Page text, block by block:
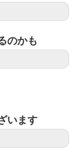
のかも
います